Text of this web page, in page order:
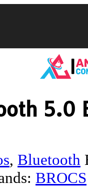
5.0
, Bluetooth
BROCS